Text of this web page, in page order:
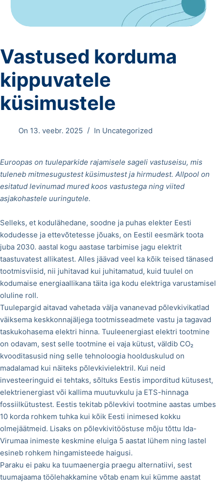
Vastused korduma
kippuvatele
küsimustele
On 13. veebr. 2025 In Uncategorized
Euroopas on tuuleparkide rajamisele sageli vastuseisu, mis
tuleneb mitmesugustest küsimustest ja hirmudest. Allpool on
esitatud levinumad mured koos vastustega ning viited
asjakohastele uuringutele.
Selleks, et kodulähedane, soodne ja puhas elekter Eesti
kodudesse ja ettevõtetesse jõuaks, on Eestil eesmärk toota
juba 2030. aastal kogu aastase tarbimise jagu elektrit
taastuvatest allikatest. Alles jäävad veel ka kõik teised tänased
tootmisviisid, nii juhitavad kui juhitamatud, kuid tuulel on
kodumaise energiaallikana täita iga kodu elektriga varustamisel
oluline roll.
Tuulepargid aitavad vahetada välja vananevad põlevkivikatlad
väiksema keskkonnajäljega tootmisseadmete vastu ja tagavad
taskukohasema elektri hinna. Tuuleenergiast elektri tootmine
on odavam, sest selle tootmine ei vaja kütust, väldib CO₂
kvooditasusid ning selle tehnoloogia hoolduskulud on
madalamad kui näiteks põlevkivielektril. Kui neid
investeeringuid ei tehtaks, sõltuks Eestis imporditud kütusest,
elektrienergiast või kallima muutuvkulu ja ETS-hinnaga
fossiilkütustest. Eestis tekitab põlevkivi tootmine aastas umbes
10 korda rohkem tuhka kui kõik Eesti inimesed kokku
olmejäätmeid. Lisaks on põlevkivitööstuse mõju tõttu Ida-
Virumaa inimeste keskmine eluiga 5 aastat lühem ning lastel
esineb rohkem hingamisteede haigusi.
Paraku ei paku ka tuumaenergia praegu alternatiivi, sest
tuumajaama töölehakkamine võtab enam kui kümme aastat